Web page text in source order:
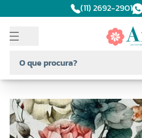
(11) 2692-2901